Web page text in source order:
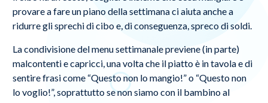
provare a fare un piano della settimana ci aiuta anche a
ridurre gli sprechi di cibo e, di conseguenza, spreco di soldi.
La condivisione del menu settimanale previene (in parte)
malcontenti e capricci, una volta che il piatto è in tavola e di
sentire frasi come “Questo non lo mangio!” o “Questo non
lo voglio!”, soprattutto se non siamo con il bambino al